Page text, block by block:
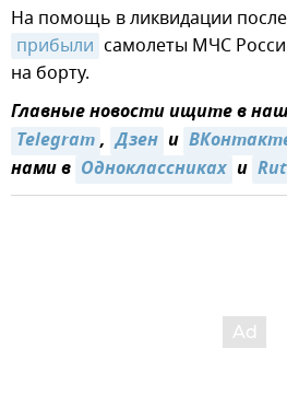
На помощь в ликвидации
прибыли самолеты МЧС
на борту.
Главные новости ищите в
Telegram, Дзен и
нами в Одноклассниках и